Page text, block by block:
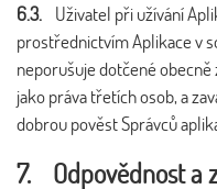
6.3. Uživatel při užívání
prostřednictvím Aplikace v
neporušuje dotčené
jako práva třetích osob, a
dobrou pověst Správců
7. Odpovědnost a